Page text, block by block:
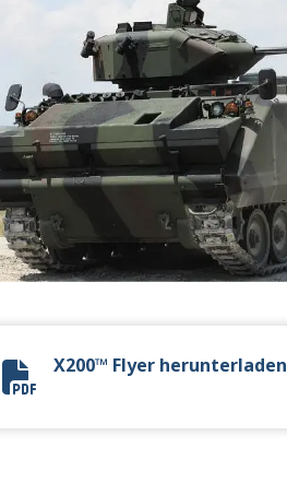
X200™ Flyer
X200™ Flyer herunterladen